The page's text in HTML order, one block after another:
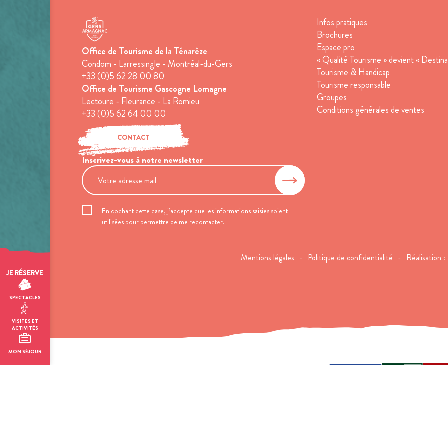
JE RÉSERVE
SPECTACLES
VISITES ET
ACTIVITÉS
MON SÉJOUR
Office de Tourisme de la Ténarèze
Condom - Larressingle - Montréal-du-Gers
+33 (0)5 62 28 00 80
Office de Tourisme Gascogne Lomagne
Lectoure - Fleurance - La Romieu
+33 (0)5 62 64 00 00
CONTACT
Infos pratiques
Brochures
Espace pro
« Qualité Tourisme » devient «
Tourisme & Handicap
Tourisme responsable
Groupes
Conditions générales de ventes
Inscrivez-vous à notre newsletter
En cochant cette case, j’accepte que les informations saisies soient
utilisées pour permettre de me recontacter.
Mentions légales Politique de confidentialité Réalisation :